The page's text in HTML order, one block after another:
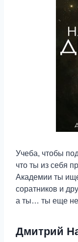
Учеба, чтобы
что ты из себя
Академии ты
соратников и
а ты… ты еще
Дмитрий